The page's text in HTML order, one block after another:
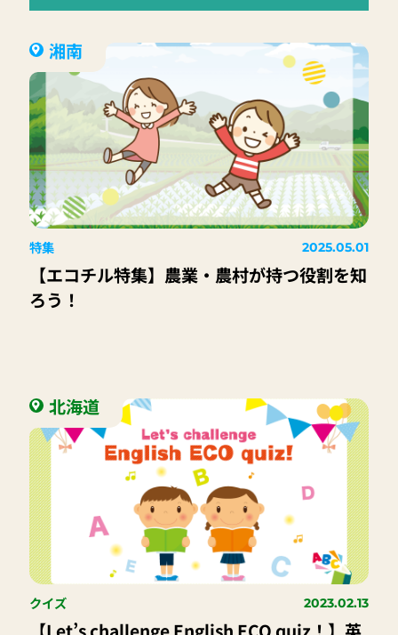
湘南
特集 2025.05.01
【エコチル特集】農業・農村が持つ役割を知
ろう！
北海道
クイズ 2023.02.13